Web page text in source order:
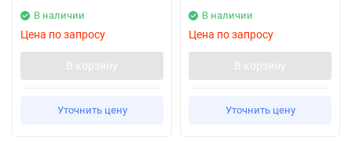
В наличии
Цена по запросу
В корзину
Уточнить цену
В наличии
Цена по запросу
В корзину
Уточнить цену